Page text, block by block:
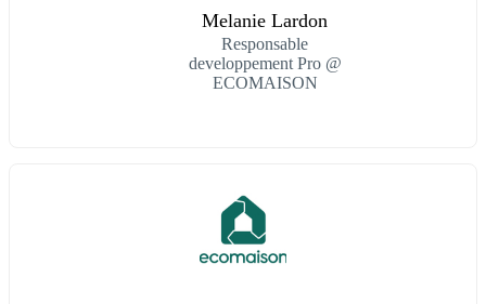
Melanie Lardon
Responsable
developpement Pro @
ECOMAISON